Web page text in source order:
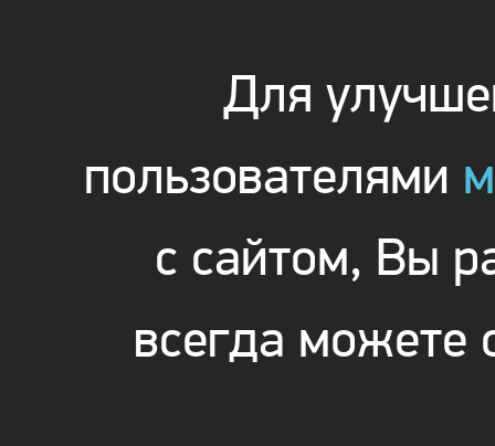
Для
пользователями
с сайтом, Вы
всегда можете